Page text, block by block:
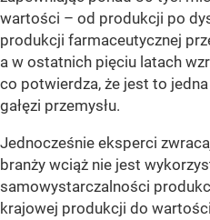
wartości – od produkcji po
produkcji farmaceutycznej
a w ostatnich pięciu latach
co potwierdza, że jest to
gałęzi przemysłu.
Jednocześnie eksperci
branży wciąż nie jest
samowystarczalności
krajowej produkcji do